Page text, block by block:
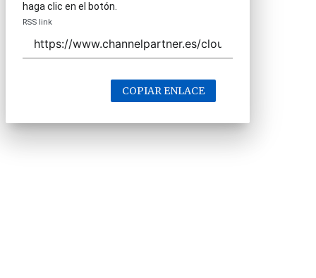
haga clic en el botón.
RSS link
COPIAR ENLACE